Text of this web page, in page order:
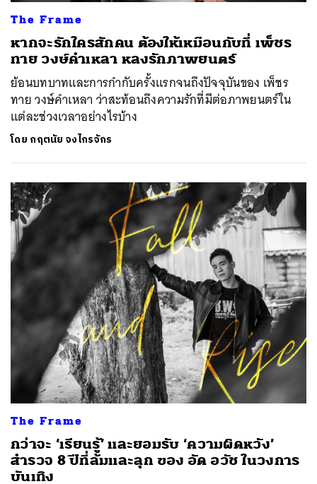
The Frame
หากจะรักใครสักคน ต้องให้เหมือนกับที่ เพ็ชร
ทาย วงษ์คำเหลา หลงรักภาพยนตร์
ย้อนบทบาทและการกำกับครั้งแรกจนถึงปัจจุบันของ เพ็ชร
ทาย วงษ์คำเหลา ว่าสะท้อนถึงความรักที่มีต่อภาพยนตร์ใน
แต่ละช่วงเวลาอย่างไรบ้าง
โดย กฤตนัย จงไกรจักร
The Frame
กว่าจะ ‘เรียนรู้’ และยอมรับ ‘ความผิดหวัง’
สำรวจ 8 ปีที่ล้มและลุก ของ อัด อวัช ในวงการ
บันเทิง